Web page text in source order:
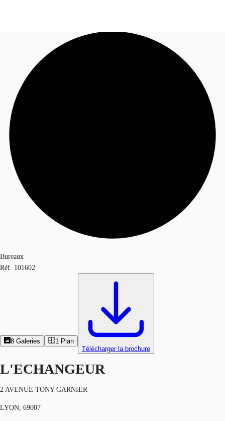
Blog
Données marchés
Appelez maintenant
Bureaux
Réf. 101602
8 Galeries 1 Plan
Télécharger la brochure
L'ECHANGEUR
2 AVENUE TONY GARNIER
LYON, 69007